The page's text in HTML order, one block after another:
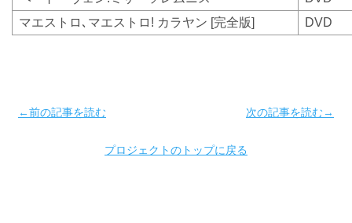
マエストロ､マエストロ ! カラヤン [完全版] DVD
←前の記事を読む
プロジェクトのトップに戻る
次の記事を読む→